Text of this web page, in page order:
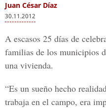
Juan César Díaz
30.11.2012
A escasos 25 días de
familias de los municipios
una vivienda.
“Es un sueño hecho
trabaja en el campo, era